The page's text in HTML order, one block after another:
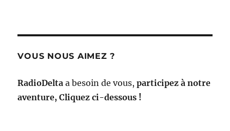
VOUS NOUS AIMEZ ?
RadioDelta a besoin de vous,participez à notre
aventure, Cliquez ci-dessous !